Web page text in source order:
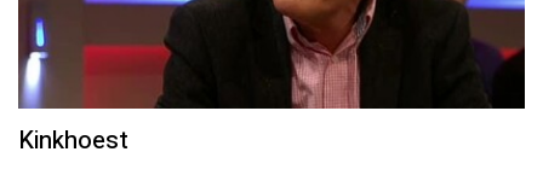
Kinkhoest